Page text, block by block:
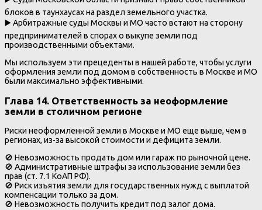
блоков в таунхаусах на раздел земельного участка.
▶️ Арбитражные суды Москвы и МО часто встают на сторону
предпринимателей в спорах о выкупе земли под
производственными объектами.
Мы используем эти прецеденты в нашей работе, чтобы услуги
оформления земли под домом в собственность в Москве и МО
были максимально эффективными.
Глава 14. Ответственность за неоформление
земли в столичном регионе
Риски неоформленной земли в Москве и МО еще выше, чем в
регионах, из-за высокой стоимости и дефицита земли.
🚫 Невозможность продать дом или гараж по рыночной цене.
🚫 Административные штрафы за использование земли без
прав (ст. 7.1 КоАП РФ).
🚫 Риск изъятия земли для государственных нужд с выплатой
компенсации только за дом.
🚫 Невозможность получить кредит под залог дома.